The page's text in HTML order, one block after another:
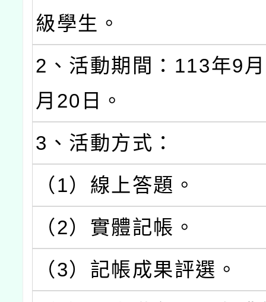
級學生。
2、活動期間：113年9
月20日。
3、活動方式：
（1）線上答題。
（2）實體記帳。
（3）記帳成果評選。